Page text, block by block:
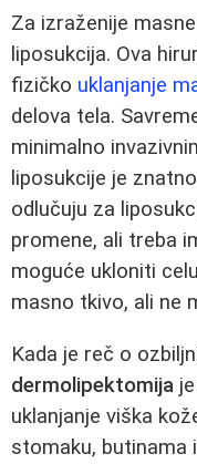
Za izraženije
liposukcija. Ova
fizičko uklanjanje
delova tela.
minimalno
liposukcije je
odlučuju za
promene, ali treba
moguće ukloniti
masno tkivo, ali ne
Kada je reč o
dermolipektomija
uklanjanje viška
stomaku, butinama